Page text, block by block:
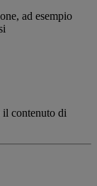
ad esempio
il contenuto di